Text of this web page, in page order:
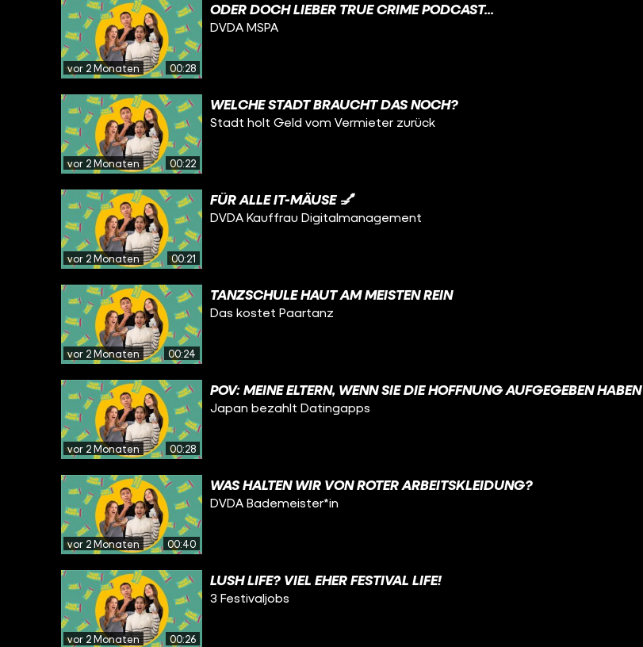
vor 2 Monaten 00:28
ODER DOCH LIEBER TRUE CRIME PODCAST...
DVDA MSPA
vor 2 Monaten 00:22
WELCHE STADT BRAUCHT DAS NOCH?
Stadt holt Geld vom Vermieter zurück
vor 2 Monaten 00:21
FÜR ALLE IT-MÄUSE 💅
DVDA Kauffrau Digitalmanagement
vor 2 Monaten 00:24
TANZSCHULE HAUT AM MEISTEN REIN
Das kostet Paartanz
vor 2 Monaten 00:28
POV: MEINE ELTERN, WENN SIE DIE HOFFNUNG AUFGEGEBEN HABEN
Japan bezahlt Datingapps
vor 2 Monaten 00:40
WAS HALTEN WIR VON ROTER ARBEITSKLEIDUNG?
DVDA Bademeister*in
vor 2 Monaten 00:26
LUSH LIFE? VIEL EHER FESTIVAL LIFE!
3 Festivaljobs